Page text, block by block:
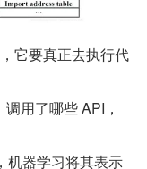
它要真正去执行代
用了哪些 API，
机器学习将其表示